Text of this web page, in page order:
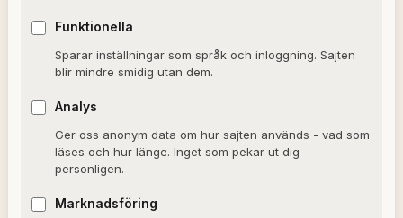
Om Alxmedia
Kontakta oss
Nyhetsbrev
Funktionella
Sparar inställningar som språk och inloggning. Sajten
blir mindre smidig utan dem.
Analys
Ger oss anonym data om hur sajten används - vad som
läses och hur länge. Inget som pekar ut dig
personligen.
Marknadsföring